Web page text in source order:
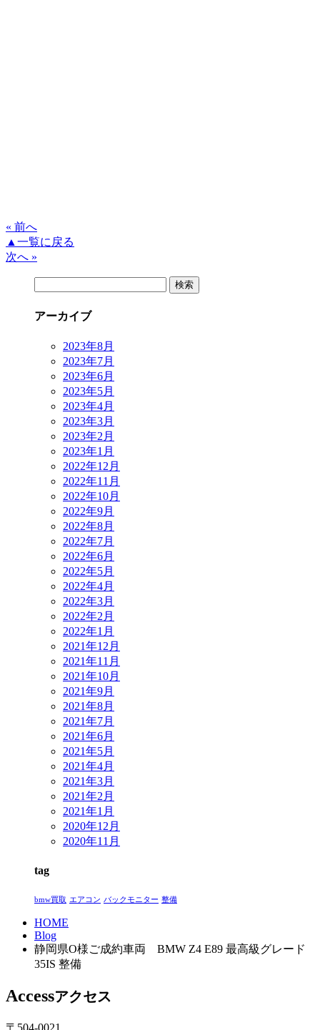
« 前へ
▲一覧に戻る
次へ »
アーカイブ
2023年8月
2023年7月
2023年6月
2023年5月
2023年4月
2023年3月
2023年2月
2023年1月
2022年12月
2022年11月
2022年10月
2022年9月
2022年8月
2022年7月
2022年6月
2022年5月
2022年4月
2022年3月
2022年2月
2022年1月
2021年12月
2021年11月
2021年10月
2021年9月
2021年8月
2021年7月
2021年6月
2021年5月
2021年4月
2021年3月
2021年2月
2021年1月
2020年12月
2020年11月
tag
bmw買取 エアコン バックモニター 整備
HOME
Blog
静岡県O様ご成約車両 BMW Z4 E89 最高級グレード
35IS 整備
Accessアクセス